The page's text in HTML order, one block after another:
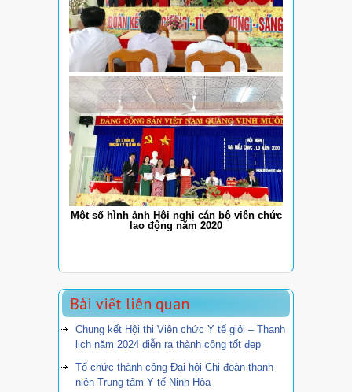
Một số hình ảnh Hội nghị cán bộ viên chức
lao động năm 2020
Bài viết liên quan
Chung kết Hội thi Viên chức Y tế giỏi – Thanh
lịch năm 2024 diễn ra thành công tốt đẹp
Tổ chức thành công Đại hội Chi đoàn thanh
niên Trung tâm Y tế Ninh Hòa